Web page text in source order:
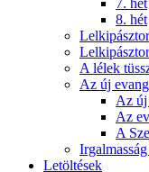
7. hét
8. hét
A lélek
Az új
Az új
Az
A
Letöltések